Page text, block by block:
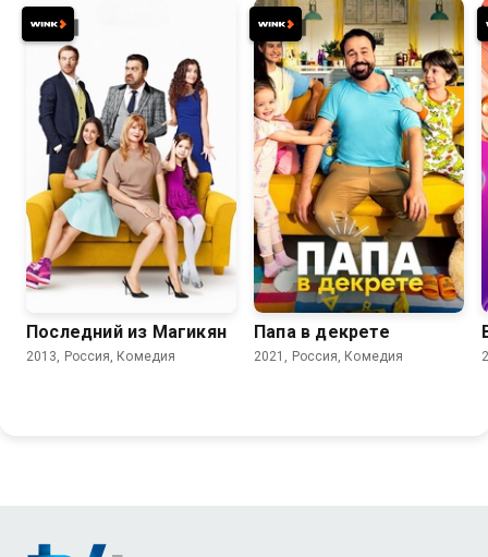
7.4 5.1
Последний из Магикян
2013, Россия, Комедия
7.7
Папа в декрете
2021, Россия, Комедия